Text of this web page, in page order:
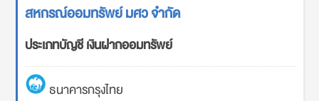
สหกรณ์ออมทรัพย์ มศว จำกัด
ประเภทบัญชี เงินฝากออมทรัพย์
ธนาคารกรุงไทย